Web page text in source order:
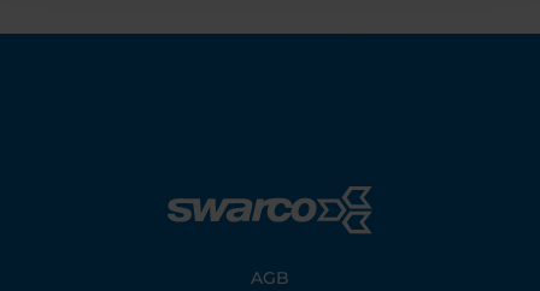
AGB